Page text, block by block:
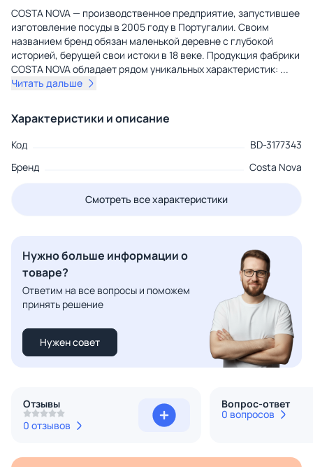
COSTA NOVA — производственное предприятие, запустившее
изготовление посуды в 2005 году в Португалии. Своим
названием бренд обязан маленькой деревне с глубокой
историей, берущей свои истоки в 18 веке. Продукция фабрики
COSTA NOVA обладает рядом уникальных характеристик: ...
Читать дальше
Характеристики и описание
Код
BD-3177343
Бренд
Costa Nova
Смотреть все характеристики
Нужно больше информации о
товаре?
Ответим на все вопросы и поможем
принять решение
Нужен совет
Отзывы
0 отзывов
Вопрос-ответ
0 вопросов